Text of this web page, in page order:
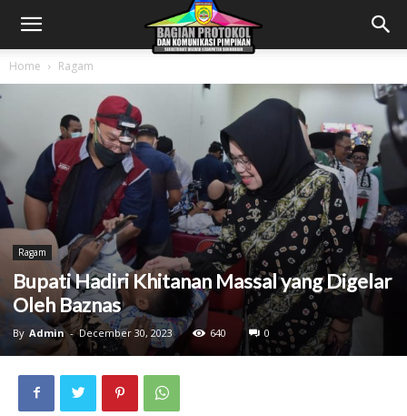
Home Ragam
Ragam
Bupati Hadiri Khitanan Massal yang Digelar
Oleh Baznas
By Admin - December 30, 2023 640 0